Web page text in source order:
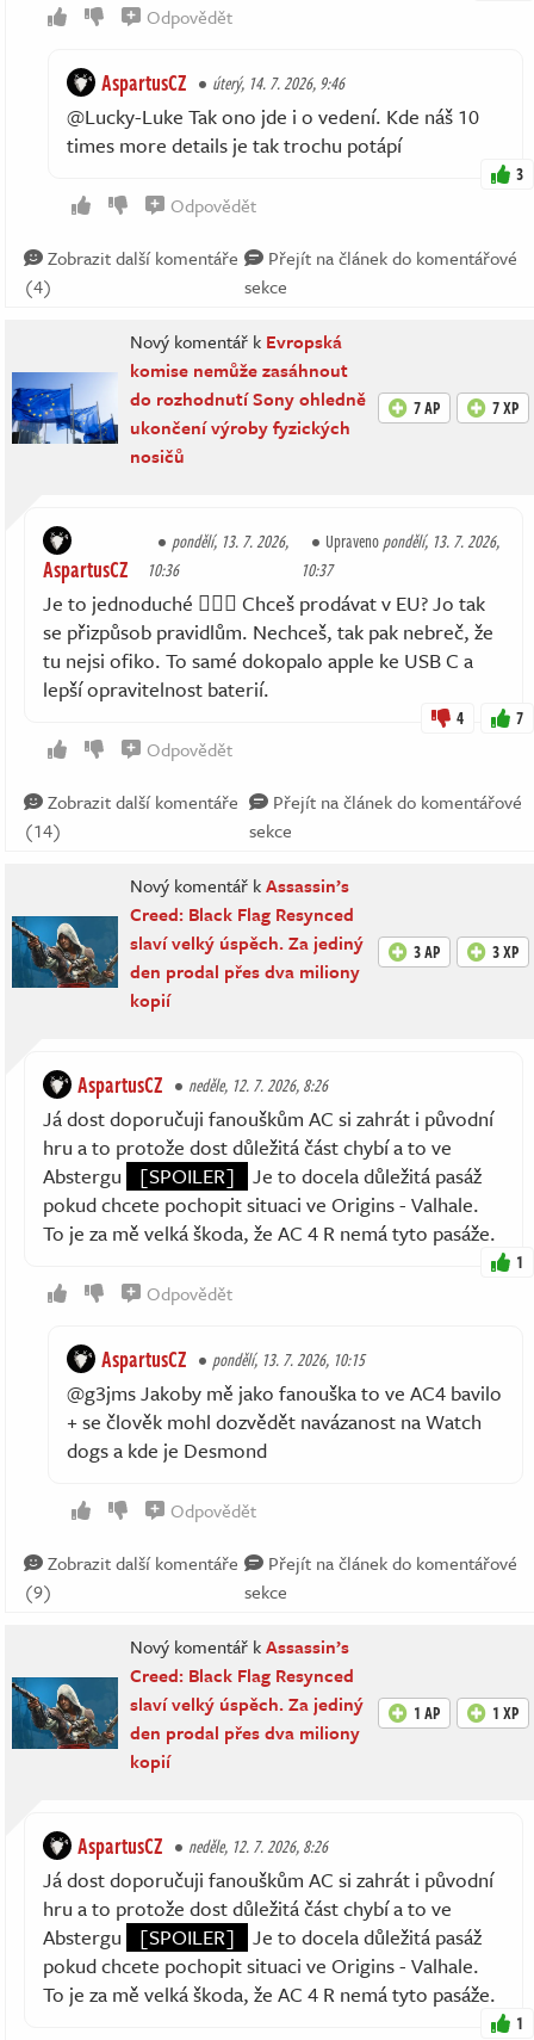
Odpovědět
AspartusCZ úterý, 14. 7. 2026, 9:46
@Lucky-Luke Tak ono jde i o vedení. Kde náš 10
times more details je tak trochu potápí
3
Odpovědět
Zobrazit další komentáře
(4)
Přejít na článek do komentářové
sekce
Nový komentář k Evropská
komise nemůže zasáhnout
do rozhodnutí Sony ohledně
ukončení výroby fyzických
nosičů
7 AP 7 XP
AspartusCZ
pondělí, 13. 7. 2026,
10:36
Upravenopondělí, 13. 7. 2026,
10:37
Je to jednoduché 🤷🏻‍♂️ Chceš prodávat v EU? Jo tak
se přizpůsob pravidlům. Nechceš, tak pak nebreč, že
tu nejsi ofiko. To samé dokopalo apple ke USB C a
lepší opravitelnost baterií.
4 7
Odpovědět
Zobrazit další komentáře
(14)
Přejít na článek do komentářové
sekce
Nový komentář kAssassin’s
Creed: Black Flag Resynced
slaví velký úspěch. Za jediný
den prodal přes dva miliony
kopií
3 AP 3 XP
AspartusCZ neděle, 12. 7. 2026, 8:26
Já dost doporučuji fanouškům AC si zahrát i původní
hru a to protože dost důležitá část chybí a to ve
Abstergu
[SPOILER]
Je to docela důležitá pasáž
pokud chcete pochopit situaci ve Origins - Valhale.
To je za mě velká škoda, že AC 4 R nemá tyto pasáže.
1
Odpovědět
AspartusCZ pondělí, 13. 7. 2026, 10:15
@g3jms Jakoby mě jako fanouška to ve AC4 bavilo
+ se člověk mohl dozvědět navázanost na Watch
dogs a kde je Desmond
Odpovědět
Zobrazit další komentáře
(9)
Přejít na článek do komentářové
sekce
Nový komentář kAssassin’s
Creed: Black Flag Resynced
slaví velký úspěch. Za jediný
den prodal přes dva miliony
kopií
1 AP 1 XP
AspartusCZ neděle, 12. 7. 2026, 8:26
Já dost doporučuji fanouškům AC si zahrát i původní
hru a to protože dost důležitá část chybí a to ve
Abstergu
[SPOILER]
Je to docela důležitá pasáž
pokud chcete pochopit situaci ve Origins - Valhale.
To je za mě velká škoda, že AC 4 R nemá tyto pasáže.
1